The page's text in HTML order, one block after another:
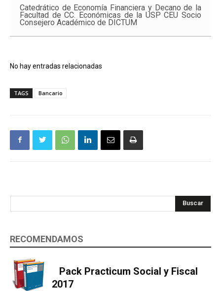
Catedrático de Economía Financiera y Decano de la
Facultad de CC. Económicas de la USP CEU Socio
Consejero Académico de DICTUM
No hay entradas relacionadas
TAGS Bancario
Buscar
RECOMENDAMOS
Pack Practicum Social y Fiscal
2017